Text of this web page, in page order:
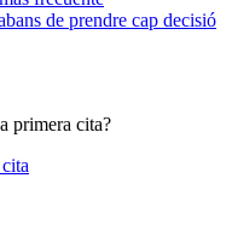
de prendre cap decisió
primera cita?